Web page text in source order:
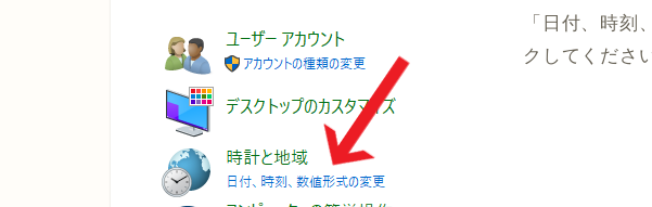
「日付、時刻
クしてくださ